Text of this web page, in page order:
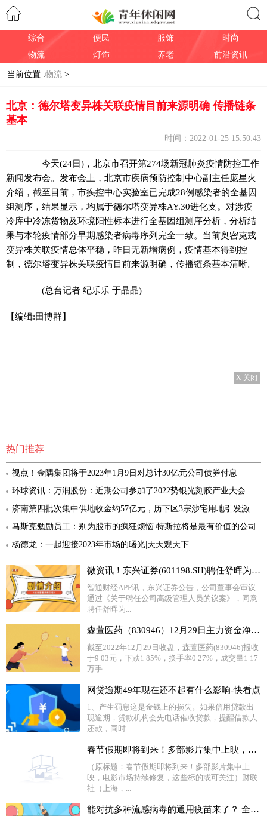
综合 便民 服饰
时尚
物流
灯饰 养老 前沿资讯
当前位置 :物流 >
北京：德尔塔变异株关联疫情目前来源明确 传播链条
基本
时间：2022-01-25 15:50:43
今天(24日)，北京市召开第274场新冠肺炎疫情防控工作
新闻发布会。发布会上，北京市疾病预防控制中心副主任庞星火
介绍，截至目前，市疾控中心实验室已完成28例感染者的全基因
组测序，结果显示，均属于德尔塔变异株AY.30进化支。对涉疫
冷库中冷冻货物及环境阳性标本进行全基因组测序分析，分析结
果与本轮疫情部分早期感染者病毒序列完全一致。当前奥密克戎
变异株关联疫情总体平稳，昨日无新增病例，疫情基本得到控
制，德尔塔变异株关联疫情目前来源明确，传播链条基本清晰。
(总台记者 纪乐乐 于晶晶)
【编辑:田博群】
X 关闭
热门推荐
视点！金隅集团将于2023年1月9日对总计30亿元公司债券付息
环球资讯：万润股份：近期公司参加了2022势银光刻胶产业大会
济南第四批次集中供地收金约57亿元，历下区3宗涉宅用地引发激烈竞争-即时焦点
马斯克勉励员工：别为股市的疯狂烦恼 特斯拉将是最有价值的公司
杨德龙：一起迎接2023年市场的曙光|天天观天下
微资讯！东兴证券(601198.SH)聘任舒晖为公司投资总监
智通财经APP讯，东兴证券公告，公司董事会审议
通过《关于聘任公司高级管理人员的议案》，同意
聘任舒晖为...
森萱医药（830946）12月29日主力资金净卖出1.59万元-焦点热文
截至2022年12月29日收盘，森萱医药(830946)报收
于9 03元，下跌1 85%，换手率0 27%，成交量1 17
万手...
网贷逾期49年现在还不起有什么影响-快看点
1、产生罚息这是金钱上的损失。如果信用贷款出
现逾期，贷款机构会先电话催收贷款，提醒借款人
还款，同时...
春节假期即将到来！多部影片集中上映，电影市场持续修复，这些标的或可关注|天天即时看
（原标题：春节假期即将到来！多部影片集中上
映，电影市场持续修复，这些标的或可关注）财联
社（上海，...
能对抗多种流感病毒的通用疫苗来了？ 全球简讯